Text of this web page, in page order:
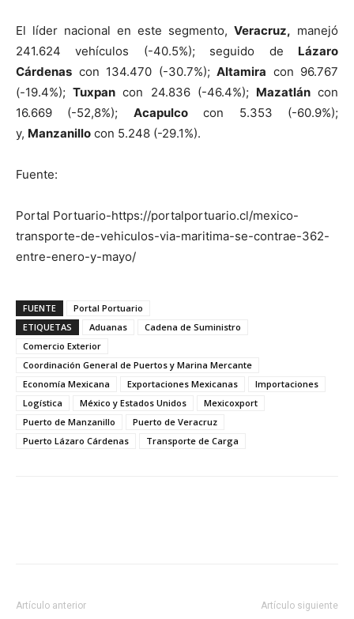
El líder nacional en este segmento, Veracruz, manejó
241.624 vehículos (-40.5%); seguido de Lázaro
Cárdenas con 134.470 (-30.7%); Altamira con 96.767
(-19.4%);Tuxpan con 24.836 (-46.4%); Mazatláncon
16.669 (-52,8%); Acapulcocon 5.353 (-60.9%);
y, Manzanillo con 5.248 (-29.1%).
Fuente:
Portal Portuario-https://portalportuario.cl/mexico-
transporte-de-vehiculos-via-maritima-se-contrae-362-
entre-enero-y-mayo/
FUENTE
Portal Portuario
ETIQUETAS
Aduanas
Cadena de Suministro
Comercio Exterior
Coordinación General de Puertos y Marina Mercante
Economía Mexicana
Exportaciones Mexicanas
Importaciones
Logística
México y Estados Unidos
Mexicoxport
Puerto de Manzanillo
Puerto de Veracruz
Puerto Lázaro Cárdenas
Transporte de Carga
Artículo anterior Artículo siguiente